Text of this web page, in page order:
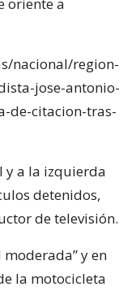
nacional/region-
jose-antonio-
de-citacion-tras-
y a la izquierda
detenidos,
de televisión.
y en
la motocicleta